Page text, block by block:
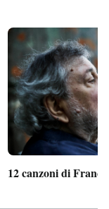
12 canzoni di